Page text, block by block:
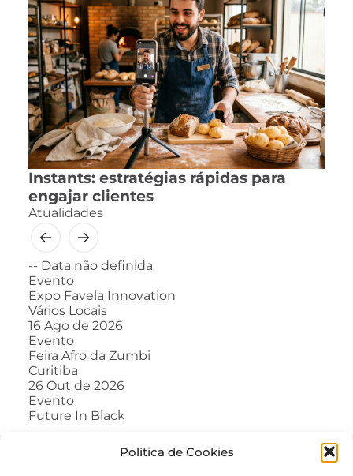
Política de Cookies
Instants: estratégias rápidas para
engajar clientes
Atualidades
-- Data não definida
Evento
Expo Favela Innovation
Vários Locais
16 Ago de 2026
Evento
Feira Afro da Zumbi
Curitiba
26 Out de 2026
Evento
Future In Black